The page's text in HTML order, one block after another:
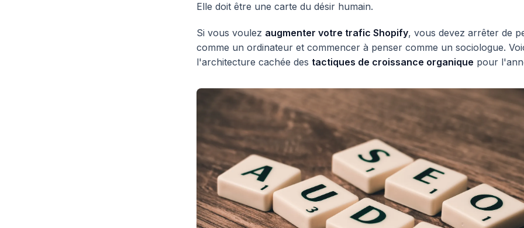
Elle doit être une carte du désir humain.
Si vous voulez augmenter votre trafic Shopify, vous devez arrêter de
comme un ordinateur et commencer à penser comme un sociologue.
l'architecture cachée des tactiques de croissance organique pour